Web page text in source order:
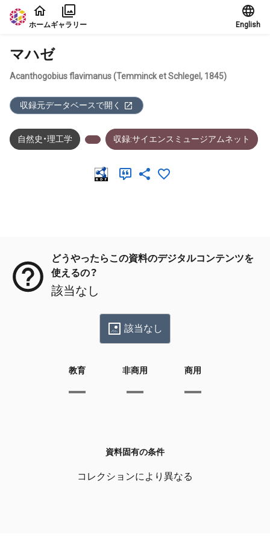
本文に飛ぶ
ホームギャラリー English
マハゼ
Acanthogobius flavimanus (Temminck et Schlegel, 1845)
収録元データベースで開く
自然史・理工学 収録:サイエンスミュージアムネット
どうやったらこの資料のデジタルコンテンツを
使えるの？
該当なし
該当なし
教育 非商用 商用
資料固有の条件
コレクションにより異なる